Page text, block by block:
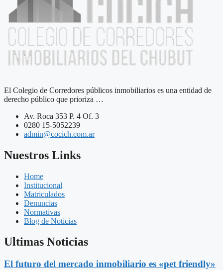
El Colegio de Corredores públicos inmobiliarios es una entidad de
derecho público que prioriza …
Av. Roca 353 P. 4 Of. 3
0280 15-5052239
admin@cocich.com.ar
Nuestros Links
Home
Institucional
Matriculados
Denuncias
Normativas
Blog de Noticias
Ultimas Noticias
El futuro del mercado inmobiliario es «pet friendly»